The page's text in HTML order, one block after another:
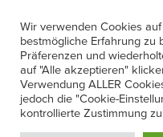
Bei
Anzeigensuche
AGB
Verträge hier
Wir verwenden Cookies
bestmögliche Erfahrung zu
Präferenzen und
auf "Alle akzeptieren"
Verwendung ALLER
jedoch die "Cookie-
kontrollierte Zustimmung